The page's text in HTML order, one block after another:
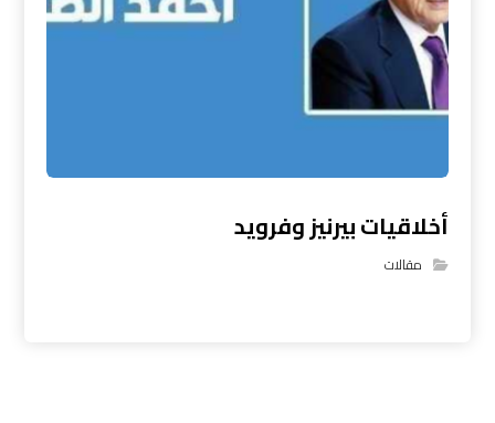
أخلاقيات بيرنيز وفرويد
مقالات